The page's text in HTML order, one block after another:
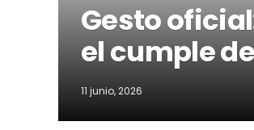
Gesto
el cumple
11 junio, 2026